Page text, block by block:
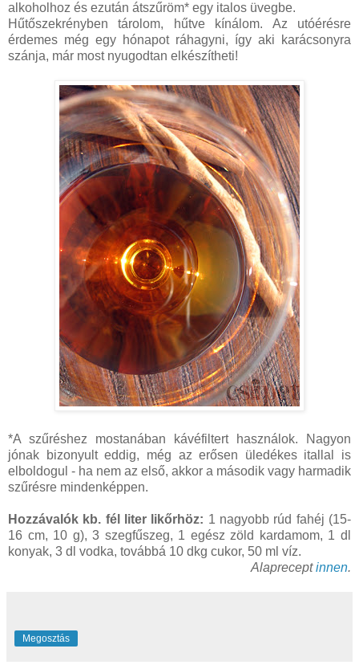
alkoholhoz és ezután átszűröm* egy italos üvegbe.
Hűtőszekrényben tárolom, hűtve kínálom. Az utóérésre
érdemes még egy hónapot ráhagyni, így aki karácsonyra
szánja, már most nyugodtan elkészítheti!
*A szűréshez mostanában kávéfiltert használok. Nagyon
jónak bizonyult eddig, még az erősen üledékes itallal is
elboldogul - ha nem az első, akkor a második vagy harmadik
szűrésre mindenképpen.
Hozzávalók kb. fél liter likőrhöz: 1 nagyobb rúd fahéj (15-
16 cm, 10 g), 3 szegfűszeg, 1 egész zöld kardamom, 1 dl
konyak, 3 dl vodka, továbbá 10 dkg cukor, 50 ml víz.
Alapreceptinnen.
Megosztás